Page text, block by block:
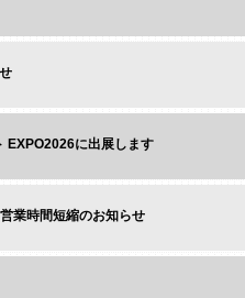
EXPO2026に出展します
業時間短縮のお知らせ